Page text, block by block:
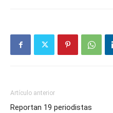
Artículo anterior
Reportan 19 periodistas